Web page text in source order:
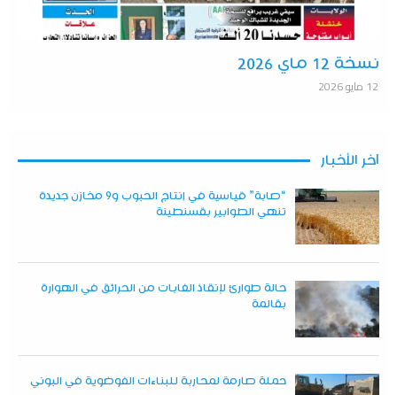
نسخة 12 ماي 2026
12 مايو 2026
آخر الأخبار
“صابة” قياسية في إنتاج الحبوب و9 مخازن جديدة
تنهي الطوابير بقسنطينة
حالة طوارئ لإنقاذ الغابات من الحرائق في الهوارة
بقالمة
حملة صارمة لمحاربة للبناءات الفوضوية في البوني